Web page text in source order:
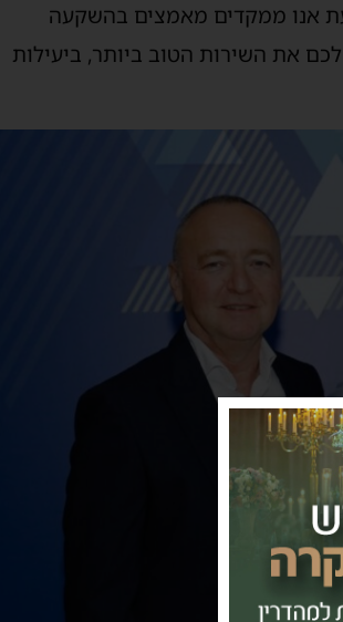
אנו ממקדים מאמצים בהשקעה
את השירות הטוב ביותר, ביעילות